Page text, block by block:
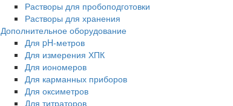
Растворы для пробоподготовки
Растворы для хранения
Дополнительное оборудование
Для pH-метров
Для измерения ХПК
Для иономеров
Для карманных приборов
Для оксиметров
Для титраторов